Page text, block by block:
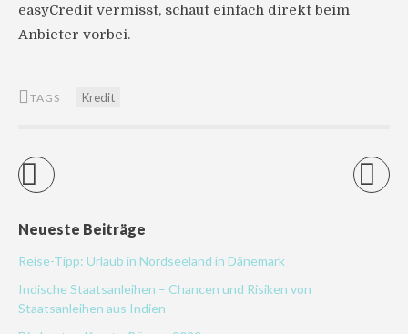
easyCredit vermisst, schaut einfach direkt beim
Anbieter vorbei.
TAGS Kredit
Neueste Beiträge
Reise-Tipp: Urlaub in Nordseeland in Dänemark
Indische Staatsanleihen – Chancen und Risiken von
Staatsanleihen aus Indien